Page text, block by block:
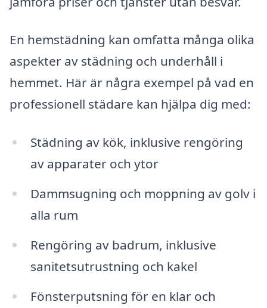
En hemstädning kan omfatta många olika
aspekter av städning och underhåll i
hemmet. Här är några exempel på vad en
professionell städare kan hjälpa dig med:
Städning av kök, inklusive rengöring
av apparater och ytor
Dammsugning och moppning av golv i
alla rum
Rengöring av badrum, inklusive
sanitetsutrustning och kakel
Fönsterputsning för en klar och